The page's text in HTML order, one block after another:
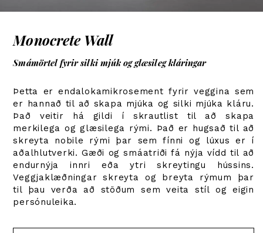
Monocrete Wall
Smámörtel fyrir silki mjúk og glæsileg kláringar
Þetta er endalokamikrosement fyrir veggina sem
er hannað til að skapa mjúka og silki mjúka kláru.
Það veitir há gildi í skrautlist til að skapa
merkilega og glæsilega rými. Það er hugsað til að
skreyta nobile rými þar sem fínni og lúxus er í
aðalhlutverki. Gæði og smáatriði fá nýja vídd til að
endurnýja innri eða ytri skreytingu hússins.
Veggjaklæðningar skreyta og breyta rýmum þar
til þau verða að stöðum sem veita stíl og eigin
persónuleika.